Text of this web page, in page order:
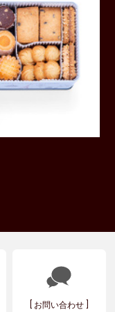
お問い合わせ